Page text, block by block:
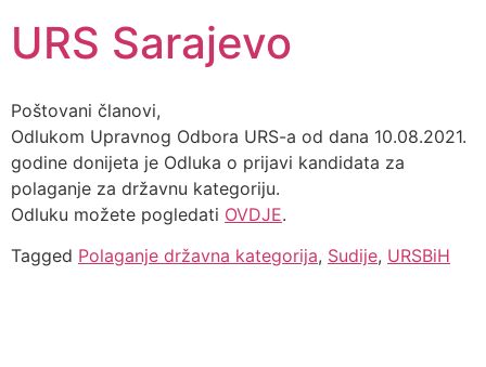
URS Sarajevo
Poštovani članovi,
Odlukom Upravnog Odbora URS-a od dana 10.08.2021.
godine donijeta je Odluka o prijavi kandidata za
polaganje za državnu kategoriju.
Odluku možete pogledati OVDJE.
Tagged Polaganje državna kategorija, Sudije, URSBiH